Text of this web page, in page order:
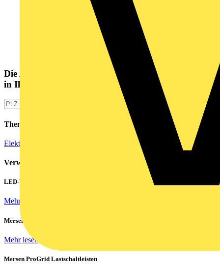
Die Altlampen Sammelstelle
in Ihrer Nähe
Themen
Elektroinstallation
Verwandte Inhalte
LED-Walls effizient betreiben: Hohe Einschaltströme beherrschen
Mehr lesen
Mersen Blitz Überspannungsschutz für Photovoltaik & Wohnbau
Mehr lesen
Mersen ProGrid Lastschaltleisten